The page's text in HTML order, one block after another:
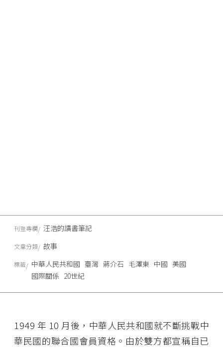
1949 年 10 月後，中華人民共和國就不斷挑戰中
華民國的聯合國會員資格。由於雙方都宣稱自已
刊登專欄 汪浩的讀書筆記
文章分類 故事
標籤 中華人民共和國 臺灣 蔣介石 毛澤東 中國 美國
國際關係 20世紀